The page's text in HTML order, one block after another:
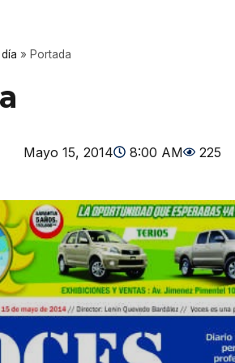
» Portada
Mayo 15, 2014 8:00 AM 225